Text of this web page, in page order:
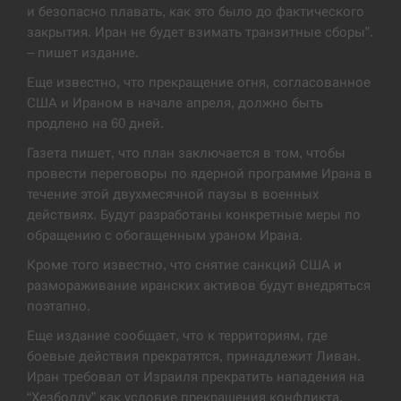
13:53
В Москве пожаловались на “кратный рост” атак
дронов Украины
СЕРПЕНЬ
13:40
Біля українського літака в аеропорту Лейпцига
СЕРПЕНЬ
13:23
“Они должны быть уничтожены”: в МИДе
ответили, как отреагируют на…
СЕРПЕНЬ
13:10
Тайвань проводить найбільші військові
навчання на тлі загрози вторгнення з…
СЕРПЕНЬ
и безопасно плавать, как это было до фактического
закрытия. Иран не будет взимать транзитные сборы”.
– пишет издание.
Еще известно, что прекращение огня, согласованное
США и Ираном в начале апреля, должно быть
продлено на 60 дней.
Газета пишет, что план заключается в том, чтобы
провести переговоры по ядерной программе Ирана в
течение этой двухмесячной паузы в военных
действиях. Будут разработаны конкретные меры по
обращению с обогащенным ураном Ирана.
Кроме того известно, что снятие санкций США и
размораживание иранских активов будут внедряться
поэтапно.
Еще издание сообщает, что к территориям, где
боевые действия прекратятся, принадлежит Ливан.
Иран требовал от Израиля прекратить нападения на
“Хезболлу” как условие прекращения конфликта.